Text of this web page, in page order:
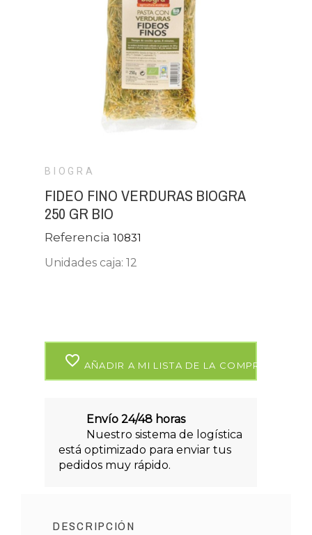
BIOGRA
FIDEO FINO VERDURAS BIOGRA
250 GR BIO
Referencia10831
Unidades caja: 12
favorite_border AÑADIR A MI LISTA DE LA COMPRA
Envío 24/48 horas
Nuestro sistema de logística
está optimizado para enviar tus
pedidos muy rápido.
DESCRIPCIÓN